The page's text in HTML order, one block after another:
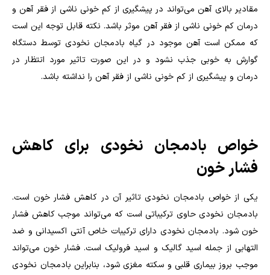
مقادیر بالای آهن می‌تواند در پیشگیری از کم خونی ناشی از فقر آهن و
درمان کم خونی ناشی از فقر آهن موثر باشد. نکته قابل توجه این است
که ممکن است آهن موجود در گیاه بادمجان نخودی توسط دستگاه
گوارش به خوبی جذب نشود و در این صورت تاثیر مورد اتتظار در
درمان و پیشگیری از کم خونی ناشی از فقر آهن را نداشته باشد.
خواص بادمجان نخودی برای کاهش
فشار خون
یکی از خواص بادمجان نخودی تاثیر آن در کاهش فشار خون است.
بادمجان نخودی حاوی ترکیباتی است که می‌تواند موجب کاهش فشار
خون شود. بادمجان نخودی دارای ترکیبات خاص آنتی اکسیدانی و ضد
التهابی از جمله اسید گالیک و اسید فرولیک است. فشار خون می‌تواند
موجب بروز بیماری قلبی و سکته مغزی شود، بنابراین بادمجان نخودی